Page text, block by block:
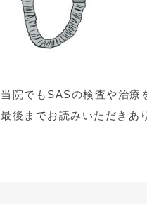
当院でもSASの検査や治療
最後までお読みいただきあ